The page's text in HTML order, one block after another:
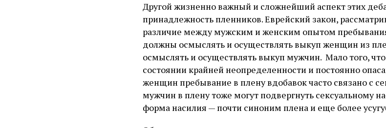
Другой жизненно важный и сложнейший аспект этих
принадлежность пленников. Еврейский закон,
различие между мужским и женским опытом
должны осмыслять и осуществлять выкуп женщин из
осмыслять и осуществлять выкуп мужчин. Мало того,
состоянии крайней неопределенности и постоянно
женщин пребывание в плену вдобавок часто связано с
мужчин в плену тоже могут подвергнуть сексуальному
форма насилия — почти синоним плена и еще более